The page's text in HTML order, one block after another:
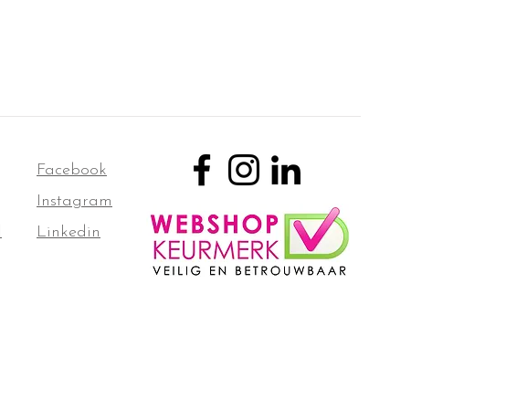
Facebook
Instagram
Linkedin